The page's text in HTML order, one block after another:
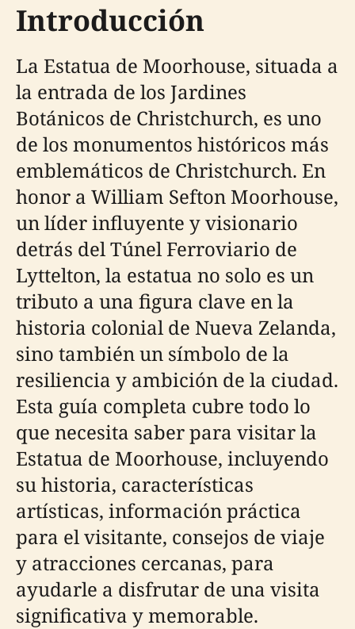
Introducción
La Estatua de Moorhouse, situada a
la entrada de los Jardines
Botánicos de Christchurch, es uno
de los monumentos históricos más
emblemáticos de Christchurch. En
honor a William Sefton Moorhouse,
un líder influyente y visionario
detrás del Túnel Ferroviario de
Lyttelton, la estatua no solo es un
tributo a una figura clave en la
historia colonial de Nueva Zelanda,
sino también un símbolo de la
resiliencia y ambición de la ciudad.
Esta guía completa cubre todo lo
que necesita saber para visitar la
Estatua de Moorhouse, incluyendo
su historia, características
artísticas, información práctica
para el visitante, consejos de viaje
y atracciones cercanas, para
ayudarle a disfrutar de una visita
significativa y memorable.